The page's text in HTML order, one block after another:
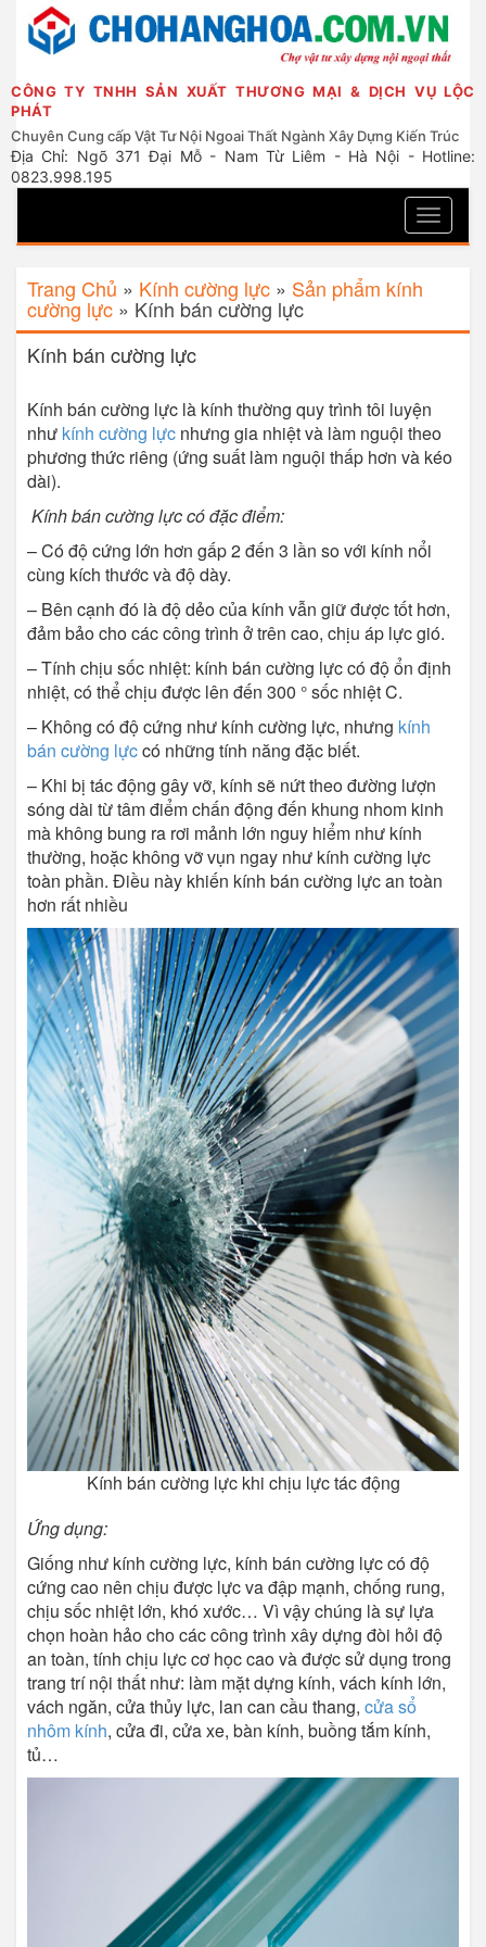
CÔNG TY TNHH SẢN XUẤT THƯƠNG MẠI & DỊCH VỤ LỘC
PHÁT
Chuyên Cung cấp Vật Tư Nội Ngoai Thất Ngành Xây Dựng Kiến Trúc
Địa Chỉ: Ngõ 371 Đại Mỗ - Nam Từ Liêm - Hà Nội - Hotline:
0823.998.195
Toggle
Trang Chủ » Kính cường lực » Sản phẩm kính
cường lực » Kính bán cường lực
Kính bán cường lực
Kính bán cường lực là kính thường quy trình tôi luyện
như kính cường lực nhưng gia nhiệt và làm nguội theo
phương thức riêng (ứng suất làm nguội thấp hơn và kéo
dài).
Kính bán cường lực có đặc điểm:
– Có độ cứng lớn hơn gấp 2 đến 3 lần so với kính nổi
cùng kích thước và độ dày.
– Bên cạnh đó là độ dẻo của kính vẫn giữ được tốt hơn,
đảm bảo cho các công trình ở trên cao, chịu áp lực gió.
– Tính chịu sốc nhiệt: kính bán cường lực có độ ổn định
nhiệt, có thể chịu được lên đến 300 ° sốc nhiệt C.
– Không có độ cứng như kính cường lực, nhưng kính
bán cường lựccó những tính năng đặc biết.
– Khi bị tác động gây vỡ, kính sẽ nứt theo đường lượn
sóng dài từ tâm điểm chấn động đến khung nhom kinh
mà không bung ra rơi mảnh lớn nguy hiểm như kính
thường, hoặc không vỡ vụn ngay như kính cường lực
toàn phần. Điều này khiến kính bán cường lực an toàn
hơn rất nhiều
Kính bán cường lực khi chịu lực tác động
Ứng dụng:
Giống như kính cường lực, kính bán cường lực có độ
cứng cao nên chịu được lực va đập mạnh, chống rung,
chịu sốc nhiệt lớn, khó xước… Vì vậy chúng là sự lựa
chọn hoàn hảo cho các công trình xây dựng đòi hỏi độ
an toàn, tính chịu lực cơ học cao và được sử dụng trong
trang trí nội thất như: làm mặt dựng kính, vách kính lớn,
vách ngăn, cửa thủy lực, lan can cầu thang, cửa sổ
nhôm kính, cửa đi, cửa xe, bàn kính, buồng tắm kính,
tủ…